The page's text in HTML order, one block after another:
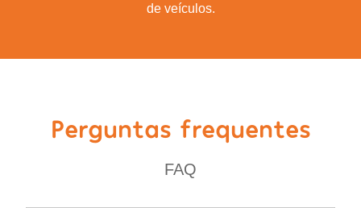
de veículos.
Perguntas frequentes
FAQ